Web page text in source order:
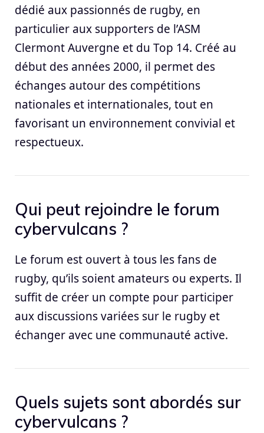
dédié aux passionnés de rugby, en
particulier aux supporters de l’ASM
Clermont Auvergne et du Top 14. Créé au
début des années 2000, il permet des
échanges autour des compétitions
nationales et internationales, tout en
favorisant un environnement convivial et
respectueux.
Qui peut rejoindre le forum
cybervulcans ?
Le forum est ouvert à tous les fans de
rugby, qu’ils soient amateurs ou experts. Il
suffit de créer un compte pour participer
aux discussions variées sur le rugby et
échanger avec une communauté active.
Quels sujets sont abordés sur
cybervulcans ?